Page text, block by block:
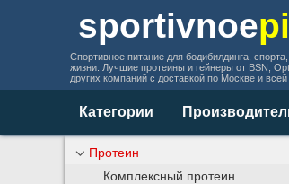
sportivnoe
Спортивное питание для бодибилдинга,
жизни. Лучшие протеины и гейнеры от BSN,
других компаний с доставкой по Москве и всей
Категории
Протеин
Комплексный протеин